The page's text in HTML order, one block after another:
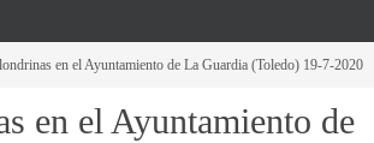
en el Ayuntamiento de La Guardia (Toledo) 19-7-2020
en el Ayuntamiento de